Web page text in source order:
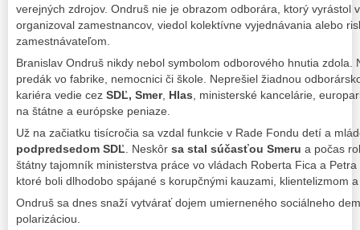
verejných zdrojov. Ondruš nie je obrazom odborára, ktorý vyrástol
organizoval zamestnancov, viedol kolektívne vyjednávania alebo
zamestnávateľom.
Branislav Ondruš nikdy nebol symbolom odborového hnutia zdola.
predák vo fabrike, nemocnici či škole. Neprešiel žiadnou
kariéra vedie cez SDĽ, Smer, Hlas , ministerské kancelárie,
na štátne a európske peniaze.
Už na začiatku tisícročia sa vzdal funkcie v Rade Fondu detí a
podpredsedom SDĽ . Neskôr sa stal súčasťou Smeru a počas
štátny tajomník ministerstva práce vo vládach Roberta Fica a
ktoré boli dlhodobo spájané s korupčnými kauzami, klientelizmom
Ondruš sa dnes snaží vytvárať dojem umierneného sociálneho
polarizáciou.